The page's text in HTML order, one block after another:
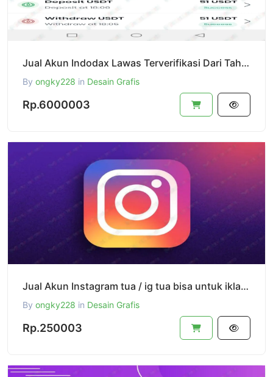
Jual Akun Indodax Lawas Terverifikasi Dari Tahun 2016 - 2017 Sudah Pernah Main Di Angka 2000 Usdt
By ongky228 in Desain Grafis
Rp.6000003
Jual Akun Instagram tua / ig tua bisa untuk iklan ig ads
By ongky228 in Desain Grafis
Rp.250003